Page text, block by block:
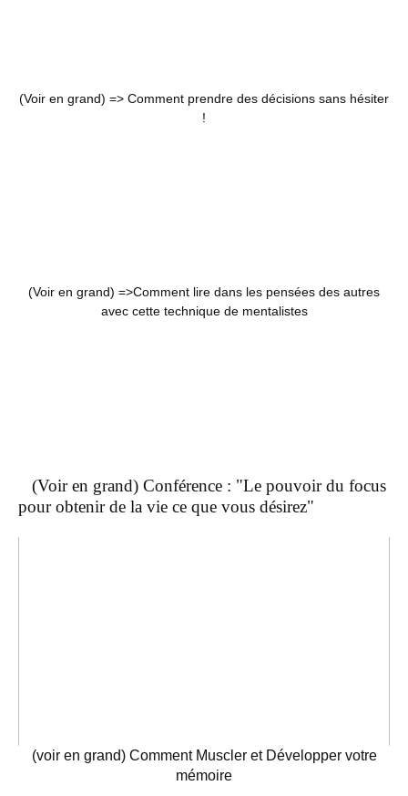
(Voir en grand) => Comment prendre des décisions sans hésiter
!
(Voir en grand) =>Comment lire dans les pensées des autres
avec cette technique de mentalistes
(Voir en grand) Conférence : "Le pouvoir du focus
pour obtenir de la vie ce que vous désirez"
(voir en grand) Comment Muscler et Développer votre
mémoire